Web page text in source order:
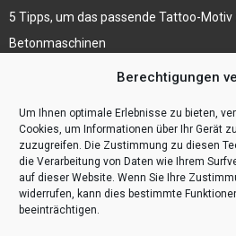
Berechtigungen
Um Ihnen optimale Erlebnisse zu bieten,
Cookies, um Informationen über Ihr Gerät
zuzugreifen. Die Zustimmung zu diesen
die Verarbeitung von Daten wie Ihrem
auf dieser Website. Wenn Sie Ihre
widerrufen, kann dies bestimmte
beeinträchtigen.
5 Tipps, um das passende Tattoo-Motiv
Betonmaschinen
Effizienzsteigerung